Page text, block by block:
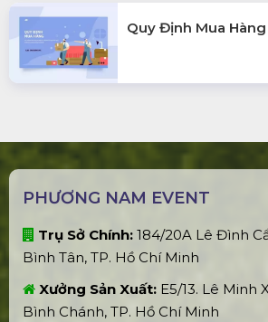
Quy Định Mua
PHƯƠNG NAM EVENT
Trụ Sở Chính: 184/20A Lê Đình
Bình Tân, TP. Hồ Chí Minh
Xưởng Sản Xuất: E5/13. Lê Minh
Bình Chánh, TP. Hồ Chí Minh